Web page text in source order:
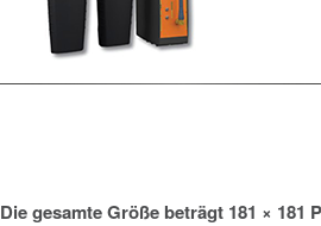
Die gesamte Größe beträgt 181 × 181